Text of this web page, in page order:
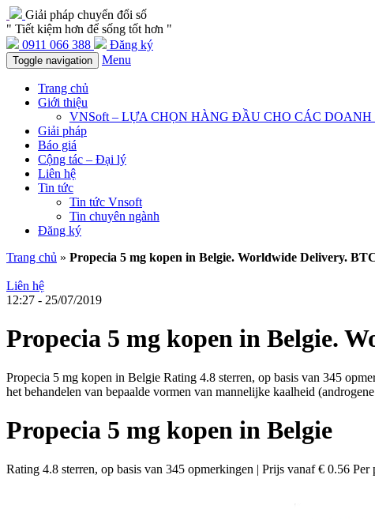
Giải pháp chuyển đổi số
" Tiết kiệm hơn để sống tốt hơn "
0911 066 388
Đăng ký
Toggle navigation Menu
Trang chủ
Giới thiệu
VNSoft – LỰA CHỌN HÀNG ĐẦU CHO CÁC DOANH
Giải pháp
Báo giá
Cộng tác – Đại lý
Liên hệ
Tin tức
Tin tức Vnsoft
Tin chuyên ngành
Đăng ký
Trang chủ » Propecia 5 mg kopen in Belgie. Worldwide Delivery.
Liên hệ
12:27 - 25/07/2019
Propecia 5 mg kopen in Belgie.
Propecia 5 mg kopen in Belgie Rating 4.8 sterren, op basis van 345
het behandelen van bepaalde vormen van mannelijke kaalheid
Propecia 5 mg kopen in Belgie
Rating 4.8 sterren, op basis van 345 opmerkingen | Prijs vanaf€ 0.56 Per